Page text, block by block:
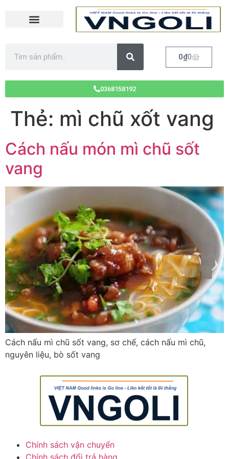
0₫0
0368158192
Thẻ: mì chũ xốt vang
Cách nấu món mì chũ sốt
vang
Cách nấu mì chũ sốt vang, sơ chế, cách nấu mì chũ,
nguyên liệu, bò sốt vang
Chính sách vận chuyển